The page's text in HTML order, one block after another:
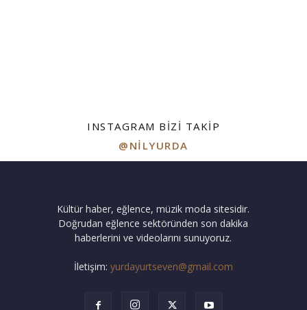
INSTAGRAM BIZI TAKIP
@NILYURDA
Kültür haber, eğlence, müzik moda sitesidir.
Doğrudan eğlence sektöründen son dakika
haberlerini ve videolarını sunuyoruz.
İletişim: yurdayurtseven@gmail.com